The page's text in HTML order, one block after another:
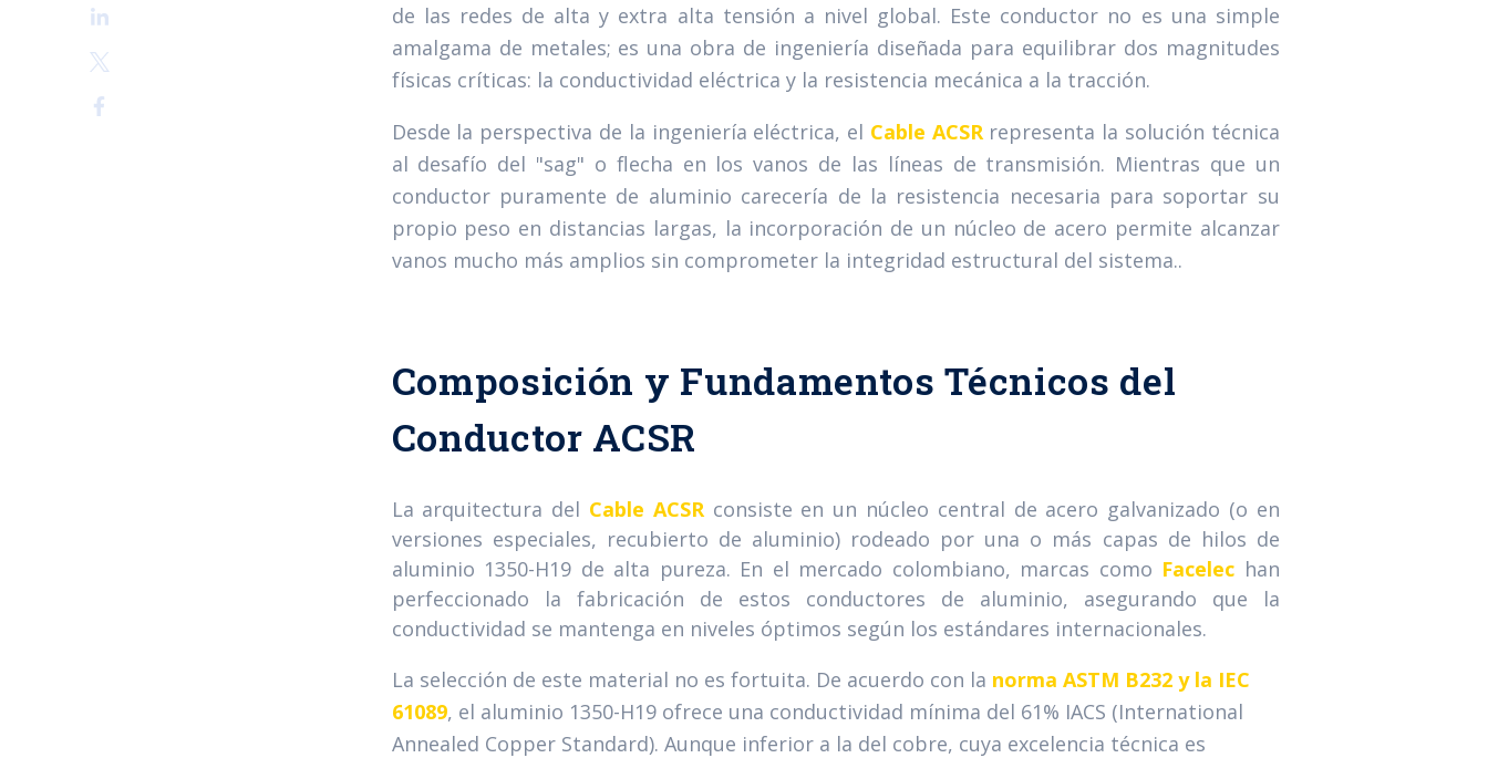
de las redes de alta y extra alta tensión a nivel global. Este conductor no es una simple
amalgama de metales; es una obra de ingeniería diseñada para equilibrar dos magnitudes
físicas críticas: la conductividad eléctrica y la resistencia mecánica a la tracción.
Desde la perspectiva de la ingeniería eléctrica, el Cable ACSRrepresenta la solución técnica
al desafío del "sag" o flecha en los vanos de las líneas de transmisión. Mientras que un
conductor puramente de aluminio carecería de la resistencia necesaria para soportar su
propio peso en distancias largas, la incorporación de un núcleo de acero permite alcanzar
vanos mucho más amplios sin comprometer la integridad estructural del sistema..
Composición y Fundamentos Técnicos del
Conductor ACSR
La arquitectura del Cable ACSRconsiste en un núcleo central de acero galvanizado (o en
versiones especiales, recubierto de aluminio) rodeado por una o más capas de hilos de
aluminio 1350-H19 de alta pureza. En el mercado colombiano, marcas como Facelec han
perfeccionado la fabricación de estos conductores de aluminio, asegurando que la
conductividad se mantenga en niveles óptimos según los estándares internacionales.
La selección de este material no es fortuita. De acuerdo con la norma ASTM B232y la IEC
61089, el aluminio 1350-H19 ofrece una conductividad mínima del 61% IACS (International
Annealed Copper Standard). Aunque inferior a la del cobre, cuya excelencia técnica es